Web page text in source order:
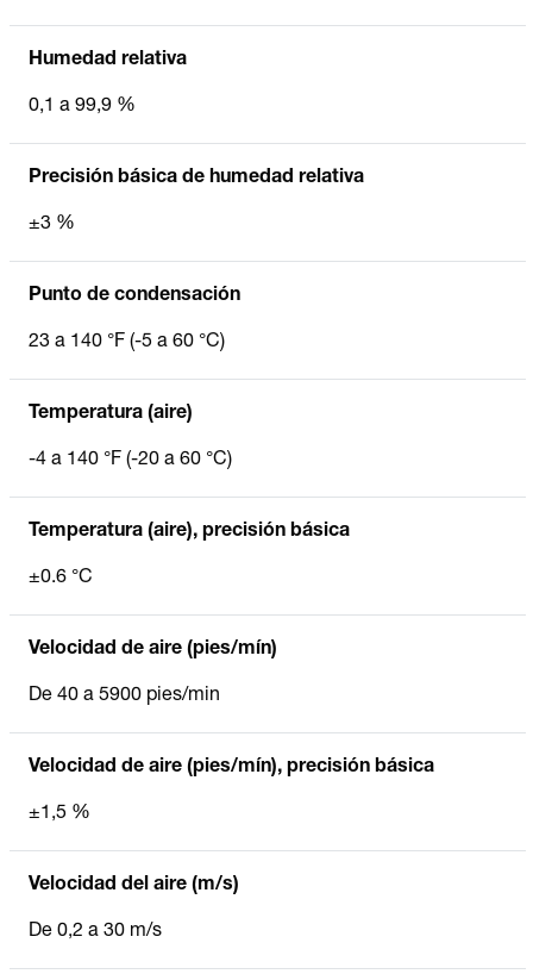
Humedad relativa
0,1 a 99,9 %
Precisión básica de humedad relativa
±3 %
Punto de condensación
23 a 140 °F (-5 a 60 °C)
Temperatura (aire)
-4 a 140 °F (-20 a 60 °C)
Temperatura (aire), precisión básica
±0.6 °C
Velocidad de aire (pies/mín)
De 40 a 5900 pies/min
Velocidad de aire (pies/mín), precisión básica
±1,5 %
Velocidad del aire (m/s)
De 0,2 a 30 m/s